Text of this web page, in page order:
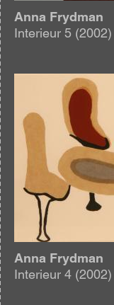
Anna Frydman
Interieur 5 (2002)
Afbeelding
Anna Frydman
Interieur 4 (2002)